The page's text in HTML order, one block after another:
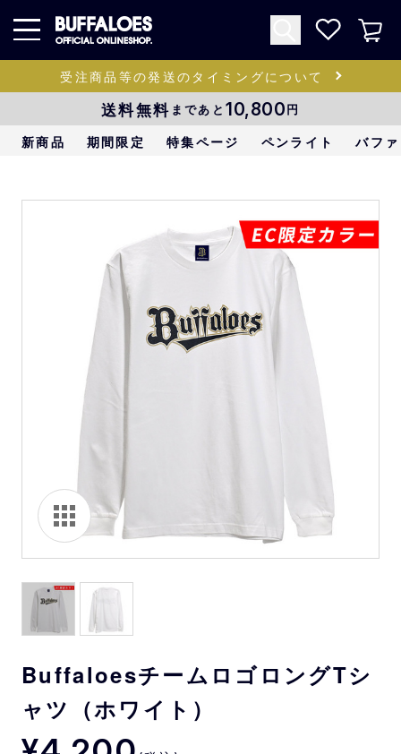
受注商品等の発送のタイミングについて
送料無料 まであと 10,800円
新商品 期間限定 特集ページ ペンライト バフ
BuffaloesチームロゴロングTシ
ャツ（ホワイト）